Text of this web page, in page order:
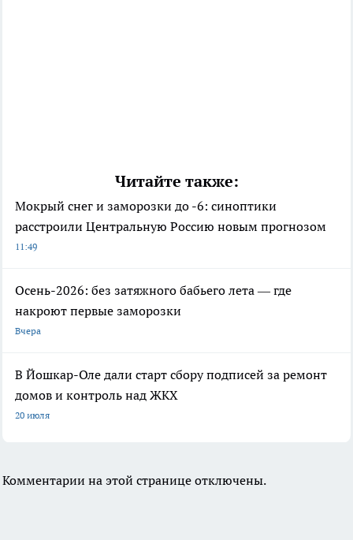
Читайте также:
Мокрый снег и заморозки до -6: синоптики
расстроили Центральную Россию новым прогнозом
11:49
Осень-2026: без затяжного бабьего лета — где
накроют первые заморозки
Вчера
В Йошкар-Оле дали старт сбору подписей за ремонт
домов и контроль над ЖКХ
20 июля
Комментарии на этой странице отключены.